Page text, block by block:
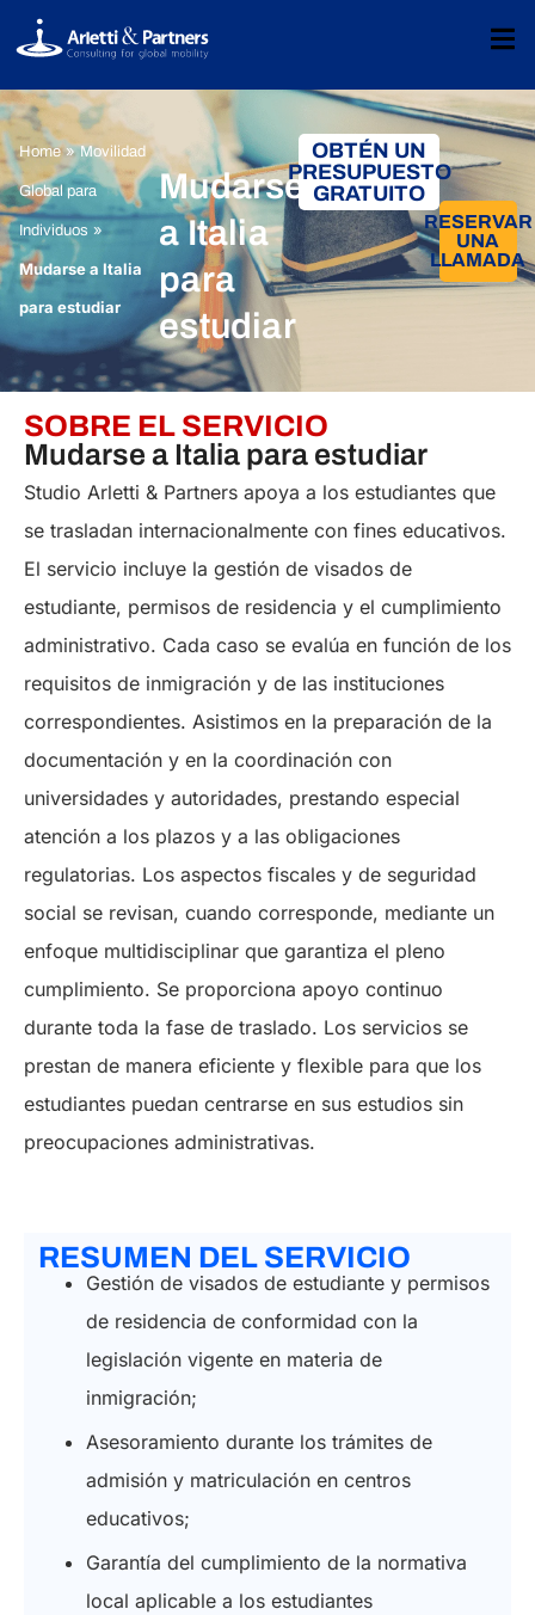
Home»Movilidad
Global para
Individuos »
Mudarse a Italia
para estudiar
Mudarse
a Italia
para
estudiar
OBTÉN UN
PRESUPUESTO
GRATUITO
RESERVAR
UNA
LLAMADA
SOBRE EL SERVICIO
Mudarse a Italia para estudiar
Studio Arletti & Partners apoya a los estudiantes que
se trasladan internacionalmente con fines educativos.
El servicio incluye la gestión de visados de
estudiante, permisos de residencia y el cumplimiento
administrativo. Cada caso se evalúa en función de los
requisitos de inmigración y de las instituciones
correspondientes. Asistimos en la preparación de la
documentación y en la coordinación con
universidades y autoridades, prestando especial
atención a los plazos y a las obligaciones
regulatorias. Los aspectos fiscales y de seguridad
social se revisan, cuando corresponde, mediante un
enfoque multidisciplinar que garantiza el pleno
cumplimiento. Se proporciona apoyo continuo
durante toda la fase de traslado. Los servicios se
prestan de manera eficiente y flexible para que los
estudiantes puedan centrarse en sus estudios sin
preocupaciones administrativas.
RESUMEN DEL SERVICIO
Gestión de visados de estudiante y permisos
de residencia de conformidad con la
legislación vigente en materia de
inmigración;
Asesoramiento durante los trámites de
admisión y matriculación en centros
educativos;
Garantía del cumplimiento de la normativa
local aplicable a los estudiantes